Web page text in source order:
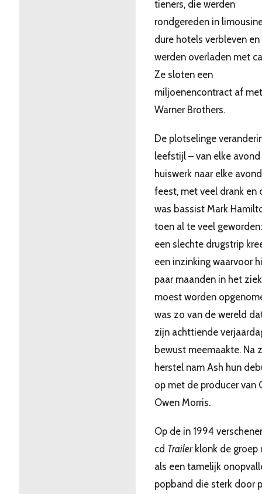
tieners, die werden
rondgereden in
dure hotels verbleven en
werden overladen met
Ze sloten een
miljoenencontract af met
Warner Brothers.
De plotselinge
leefstijl – van elke avond
huiswerk naar elke
feest, met veel drank en
was bassist Mark
toen al te veel
een slechte drugstrip
een inzinking waarvoor
paar maanden in het
moest worden
was zo van de wereld
zijn achttiende
bewust meemaakte. Na
herstel nam Ash hun
op met de producer van
Owen Morris.
Op de in 1994
cd Trailerklonk de groep
als een tamelijk
popband die sterk door